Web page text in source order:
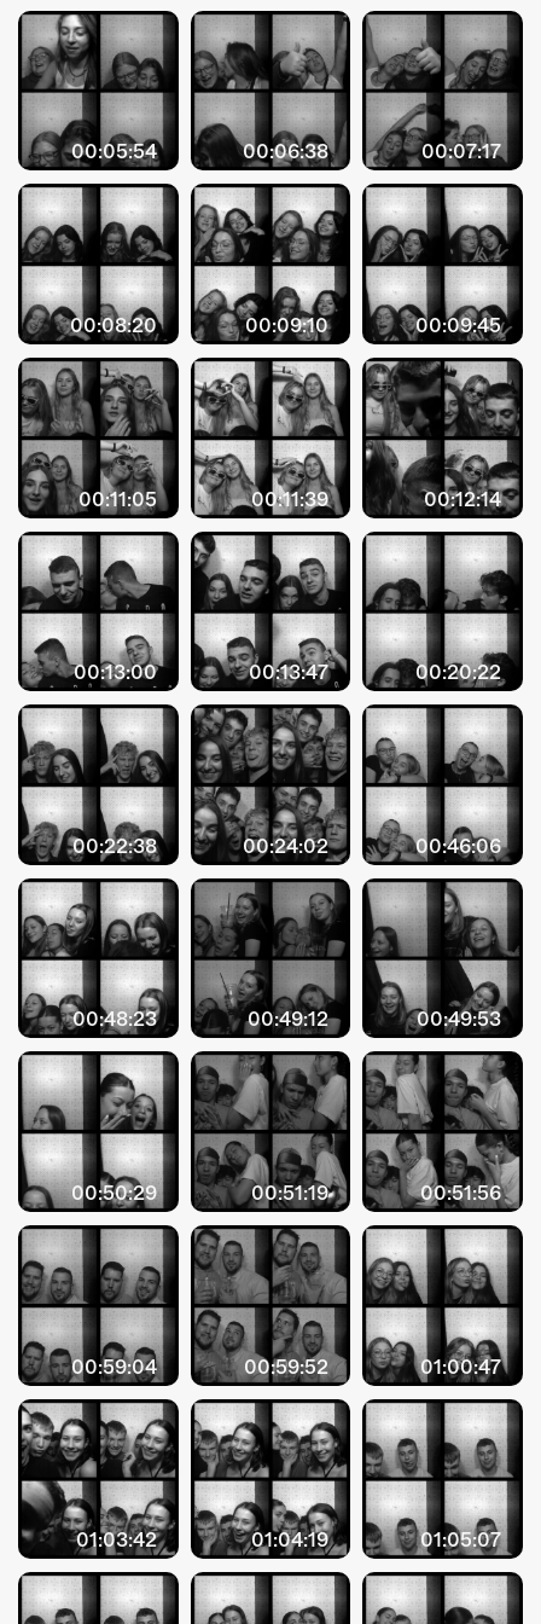
GÖNNEREI
SHOP
MITMACHEN
00:05:54 00:06:38 00:07:17
00:08:20 00:09:10 00:09:45
00:11:05 00:11:39 00:12:14
00:13:00 00:13:47 00:20:22
00:22:38 00:24:02 00:46:06
00:48:23 00:49:12 00:49:53
00:50:29 00:51:19 00:51:56
00:59:04 00:59:52 01:00:47
01:03:42 01:04:19 01:05:07